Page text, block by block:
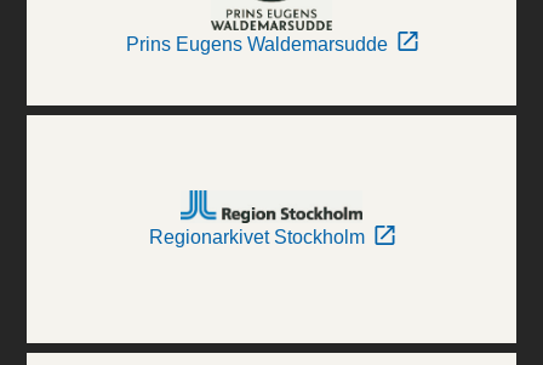
Prins Eugens Waldemarsudde
Regionarkivet Stockholm